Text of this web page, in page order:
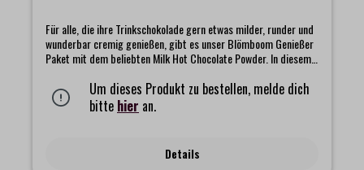
Für alle, die ihre Trinkschokolade gern etwas milder, runder und
wunderbar cremig genießen, gibt es unser Blömboom Genießer
Paket mit dem beliebten Milk Hot Chocolate Powder. In diesem
Trinkschokolade, die mit ihrer harmonischen Mischung aus Bio
Kakao und Bio Milchpulver für eine sanfte, ausgewogene Tasse
sorgt. Mehr Kakao, weniger Unsinn, wie immer bei uns.Dazu
hält und sich mit ihrem schlichten, schönen Design perfekt in
jede Küche einfügt. Und als kleines Extra liegt ein Magnet bei,
Um dieses Produkt zu bestellen, melde dich
bitte hier an.
Details